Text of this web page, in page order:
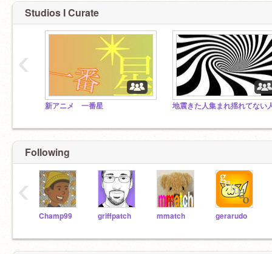
Studios I Curate
新アニメ 一番星 地震きた人集まれ揺れてない
‹
Following
Champ99 griffpatch mmatch gerarudo
‹